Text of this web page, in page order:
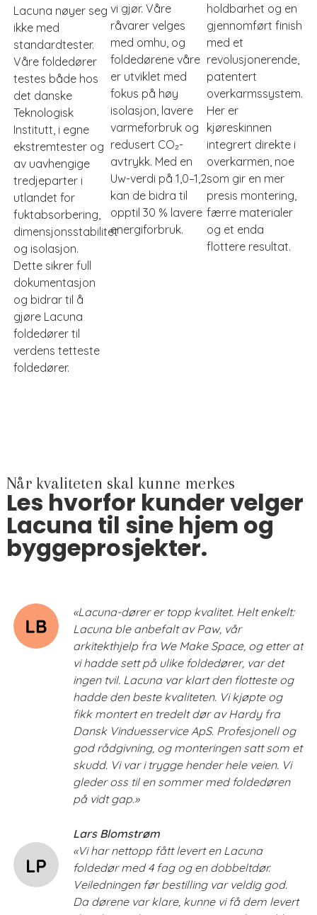
Lacuna nøyer seg
ikke med
standardtester.
Våre foldedører
testes både hos
det danske
Teknologisk
Institutt, i egne
ekstremtester og
av uavhengige
tredjeparter i
utlandet for
fuktabsorbering,
dimensjonsstabilitet
og isolasjon.
Dette sikrer full
dokumentasjon
og bidrar til å
gjøre Lacuna
foldedører til
verdens tetteste
foldedører.
vi gjør. Våre
råvarer velges
med omhu, og
foldedørene våre
er utviklet med
fokus på høy
isolasjon, lavere
varmeforbruk og
redusert CO₂-
avtrykk. Med en
Uw-verdi på 1,0–1,2
kan de bidra til
opptil 30 % lavere
energiforbruk.
holdbarhet og en
gjennomført finish
med et
revolusjonerende,
patentert
overkarmssystem.
Her er
kjøreskinnen
integrert direkte i
overkarmen, noe
som gir en mer
presis montering,
færre materialer
og et enda
flottere resultat.
Når kvaliteten skal kunne merkes
Les hvorfor kunder velger
Lacuna til sine hjem og
byggeprosjekter.
«Lacuna-dører er topp kvalitet. Helt enkelt:
Lacuna ble anbefalt av Paw, vår
arkitekthjelp fra We Make Space, og etter at
vi hadde sett på ulike foldedører, var det
ingen tvil. Lacuna var klart den flotteste og
hadde den beste kvaliteten. Vi kjøpte og
fikk montert en tredelt dør av Hardy fra
Dansk Vinduesservice ApS. Profesjonell og
god rådgivning, og monteringen satt som et
skudd. Vi var i trygge hender hele veien. Vi
gleder oss til en sommer med foldedøren
på vidt gap.»
Lars Blomstrøm
«Vi har nettopp fått levert en Lacuna
foldedør med 4 fag og en dobbeltdør.
Veiledningen før bestilling var veldig god.
Da dørene var klare, kunne vi få dem levert